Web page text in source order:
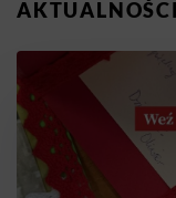
AKTUALNOŚCI